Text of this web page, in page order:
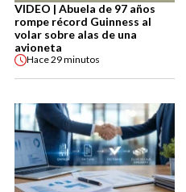
VIDEO | Abuela de 97 años
rompe récord Guinness al
volar sobre alas de una
avioneta
Hace29 minutos